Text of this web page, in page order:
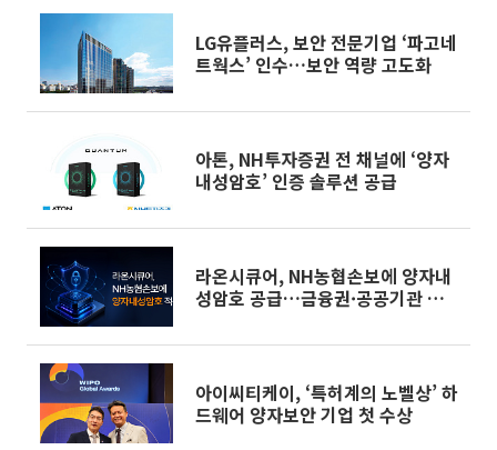
LG유플러스, 보안 전문기업 ‘파고네
트웍스’ 인수…보안 역량 고도화
아톤, NH투자증권 전 채널에 ‘양자
내성암호’ 인증 솔루션 공급
라온시큐어, NH농협손보에 양자내
성암호 공급…금융권·공공기관 확
아이씨티케이, ‘특허계의 노벨상’ 하
드웨어 양자보안 기업 첫 수상